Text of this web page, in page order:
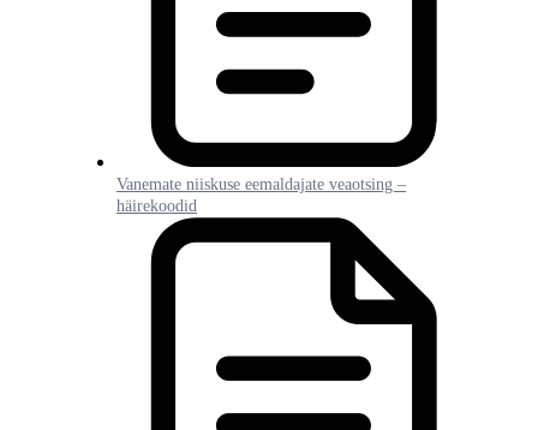
Vanemate niiskuse eemaldajate veaotsing –
häirekoodid